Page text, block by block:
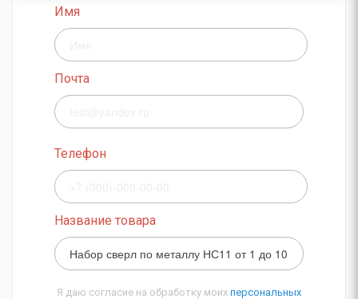
Имя
Почта
Телефон
Название товара
Я даю согласие на обработку моих персональных